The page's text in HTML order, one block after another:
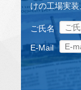
けの工場実
ご氏名
E-Mail